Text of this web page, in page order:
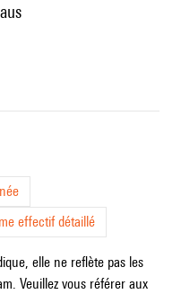
effectif détaillé
elle ne reflète pas les
Veuillez vous référer aux